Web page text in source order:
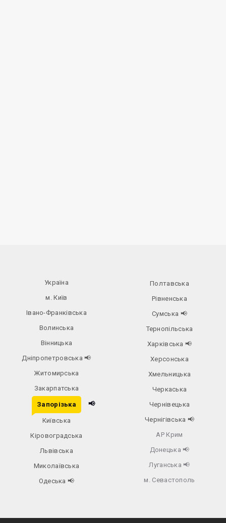
Україна
м. Київ
Івано-Франківська
Волинська
Вінницька
Дніпропетровська📢
Житомирська
Закарпатська
Запорізька 📢
Київська
Кіровоградська
Львівська
Миколаївська
Одеська📢
Полтавська
Рівненська
Сумська 📢
Тернопільська
Харківська 📢
Херсонська
Хмельницька
Черкаська
Чернівецька
Чернігівська 📢
АР Крим
Донецька 📢
Луганська 📢
м. Севастополь